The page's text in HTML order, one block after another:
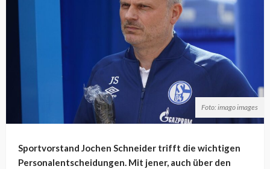
Foto: imago images
Sportvorstand Jochen Schneider trifft die wichtigen
Personalentscheidungen. Mit jener, auch über den